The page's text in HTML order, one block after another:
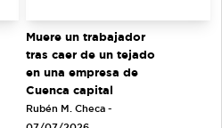
Muere un trabajador
tras caer de un tejado
en una empresa de
Cuenca capital
Rubén M. Checa -